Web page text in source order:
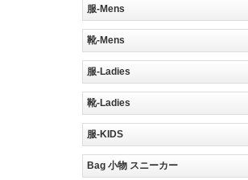
服-Mens
靴-Mens
服-Ladies
靴-Ladies
服-KIDS
Bag 小物 スニーカー